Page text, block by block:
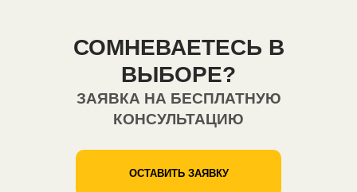
СОМНЕВАЕТЕСЬ В
ВЫБОРЕ?
ЗАЯВКА НА БЕСПЛАТНУЮ
КОНСУЛЬТАЦИЮ
ОСТАВИТЬ ЗАЯВКУ